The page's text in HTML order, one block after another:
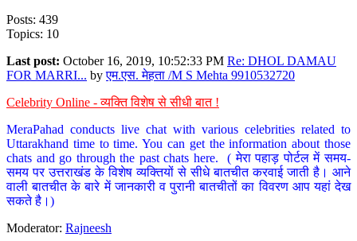
Posts: 439
Topics: 10
Last post: October 16, 2019, 10:52:33 PM Re: DHOL DAMAU
FOR MARRI... byएम.एस. मेहता /M S Mehta 9910532720
Celebrity Online - व्यक्ति विशेष से सीधी बात !
MeraPahad conducts live chat with various celebrities related to
Uttarakhand time to time. You can get the information about those
chats and go through the past chats here. ( मेरा पहाड़ पोर्टल में समय-
समय पर उत्तराखंड के विशेष व्यक्तियों से सीधे बातचीत करवाई जाती है। आने
वाली बातचीत के बारे में जानकारी व पुरानी बातचीतों का विवरण आप यहां देख
सकते है।)
Moderator: Rajneesh